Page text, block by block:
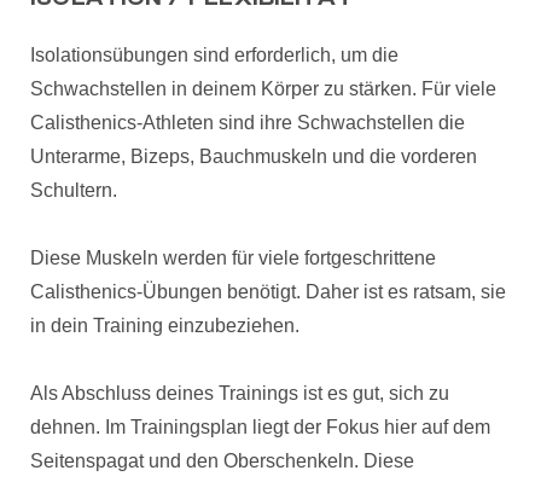
Isolationsübungen sind erforderlich, um die
Schwachstellen in deinem Körper zu stärken. Für viele
Calisthenics-Athleten sind ihre Schwachstellen die
Unterarme, Bizeps, Bauchmuskeln und die vorderen
Schultern.
Diese Muskeln werden für viele fortgeschrittene
Calisthenics-Übungen benötigt. Daher ist es ratsam, sie
in dein Training einzubeziehen.
Als Abschluss deines Trainings ist es gut, sich zu
dehnen. Im Trainingsplan liegt der Fokus hier auf dem
Seitenspagat und den Oberschenkeln. Diese